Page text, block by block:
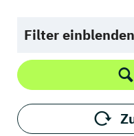
Filter einblenden